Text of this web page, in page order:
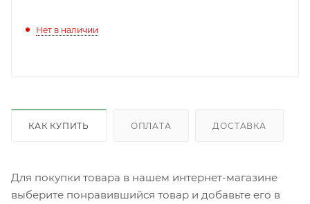
Нет в наличии
КАК КУПИТЬ ОПЛАТА ДОСТАВКА
Для покупки товара в нашем интернет-магазине
выберите понравившийся товар и добавьте его в